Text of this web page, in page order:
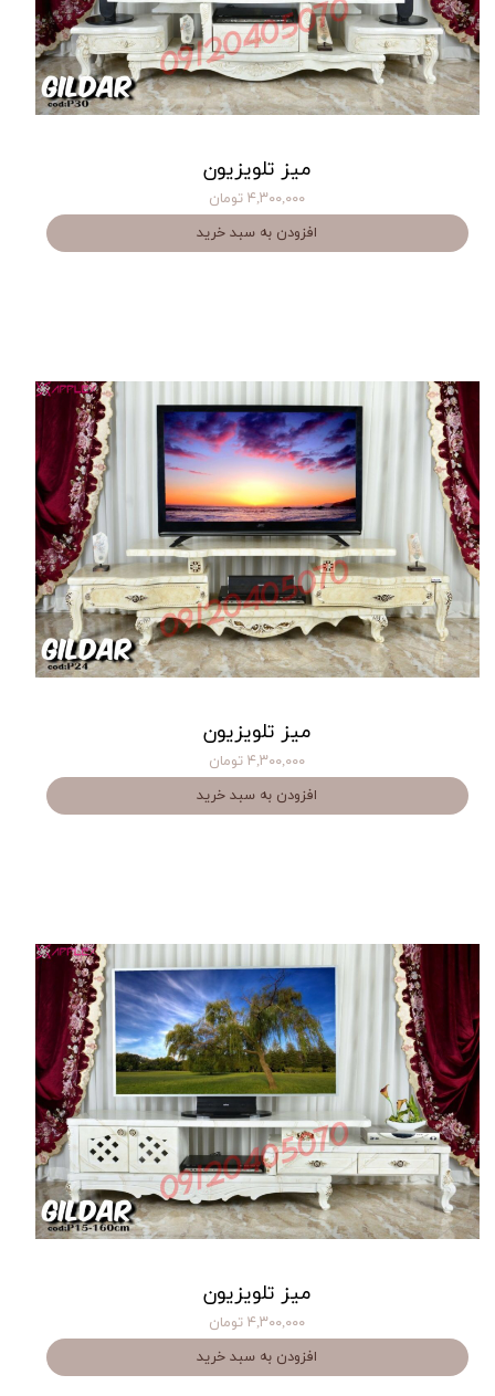
میز تلویزیون
۴,۳۰۰,۰۰۰ تومان
افزودن به سبد خرید
میز تلویزیون
۴,۳۰۰,۰۰۰ تومان
افزودن به سبد خرید
میز تلویزیون
۴,۳۰۰,۰۰۰ تومان
افزودن به سبد خرید